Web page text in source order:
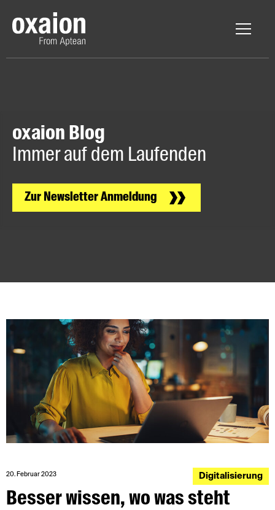
oxaion Blog
Immer auf dem Laufenden
Zur Newsletter Anmeldung
20. Februar 2023 Digitalisierung
Besser wissen, wo was steht